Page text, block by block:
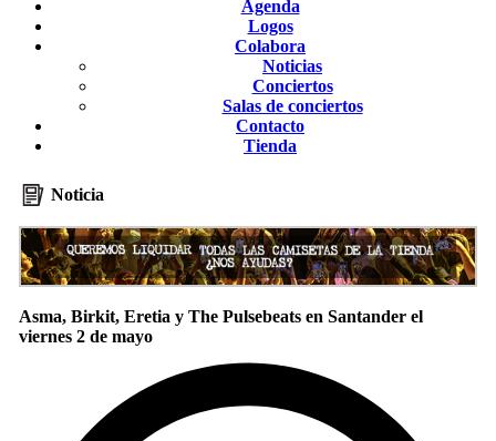
Agenda
Logos
Colabora
Noticias
Conciertos
Salas de conciertos
Contacto
Tienda
Noticia
Asma, Birkit, Eretia y The Pulsebeats en Santander el
viernes 2 de mayo